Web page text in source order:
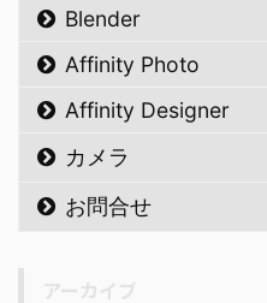
Blender
Affinity Photo
Affinity Designer
カメラ
お問合せ